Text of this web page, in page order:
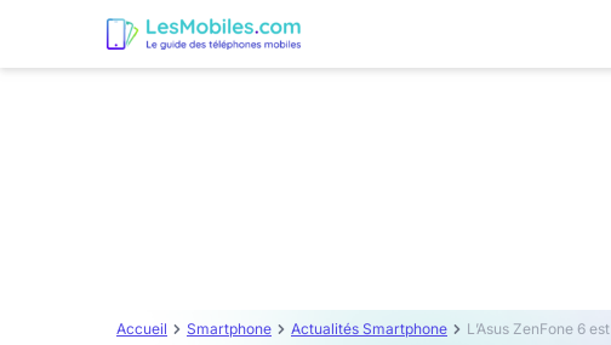
Accueil Smartphone Actualités Smartphone